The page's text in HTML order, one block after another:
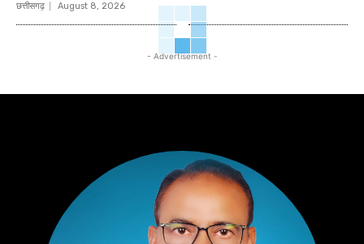
छत्तीसगढ़ August 8, 2026
- Advertisement -